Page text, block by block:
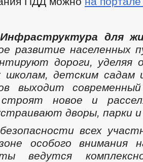
для
развитие населенных
дороги, уделяя
детским садам
выходит
новое и
дворы, парки
всех
особого внимания
ведутся